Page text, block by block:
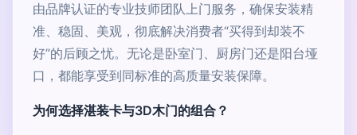
由品牌认证的专业技师团队上门服务，确保安装精
准、稳固、美观，彻底解决消费者“买得到却装不
好”的后顾之忧。无论是卧室门、厨房门还是阳台垭
口，都能享受到同标准的高质量安装保障。
为何选择湛装卡与3D木门的组合？